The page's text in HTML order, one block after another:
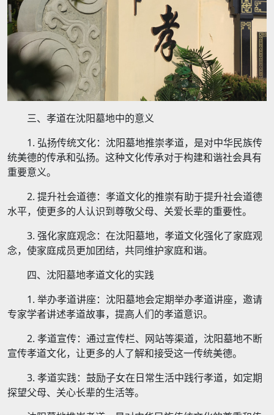
三、孝道在沈阳墓地中的意义
1. 弘扬传统文化：沈阳墓地推崇孝道，是对中华民族传
统美德的传承和弘扬。这种文化传承对于构建和谐社会具有
重要意义。
2. 提升社会道德：孝道文化的推崇有助于提升社会道德
水平，使更多的人认识到尊敬父母、关爱长辈的重要性。
3. 强化家庭观念：在沈阳墓地，孝道文化强化了家庭观
念，使家庭成员更加团结，共同维护家庭和谐。
四、沈阳墓地孝道文化的实践
1. 举办孝道讲座：沈阳墓地会定期举办孝道讲座，邀请
专家学者讲述孝道故事，提高人们的孝道意识。
2. 孝道宣传：通过宣传栏、网站等渠道，沈阳墓地不断
宣传孝道文化，让更多的人了解和接受这一传统美德。
3. 孝道实践：鼓励子女在日常生活中践行孝道，如定期
探望父母、关心长辈的生活等。